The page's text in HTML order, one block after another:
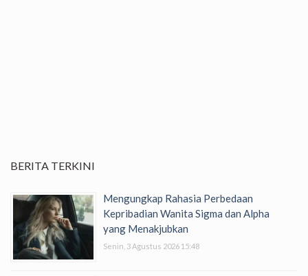
BERITA TERKINI
Mengungkap Rahasia Perbedaan
Kepribadian Wanita Sigma dan Alpha
yang Menakjubkan
Senin, 3 Agustus 2026 15:48